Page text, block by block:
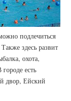
подлечиться
здесь развит
охота,
есть
двор, Ейский